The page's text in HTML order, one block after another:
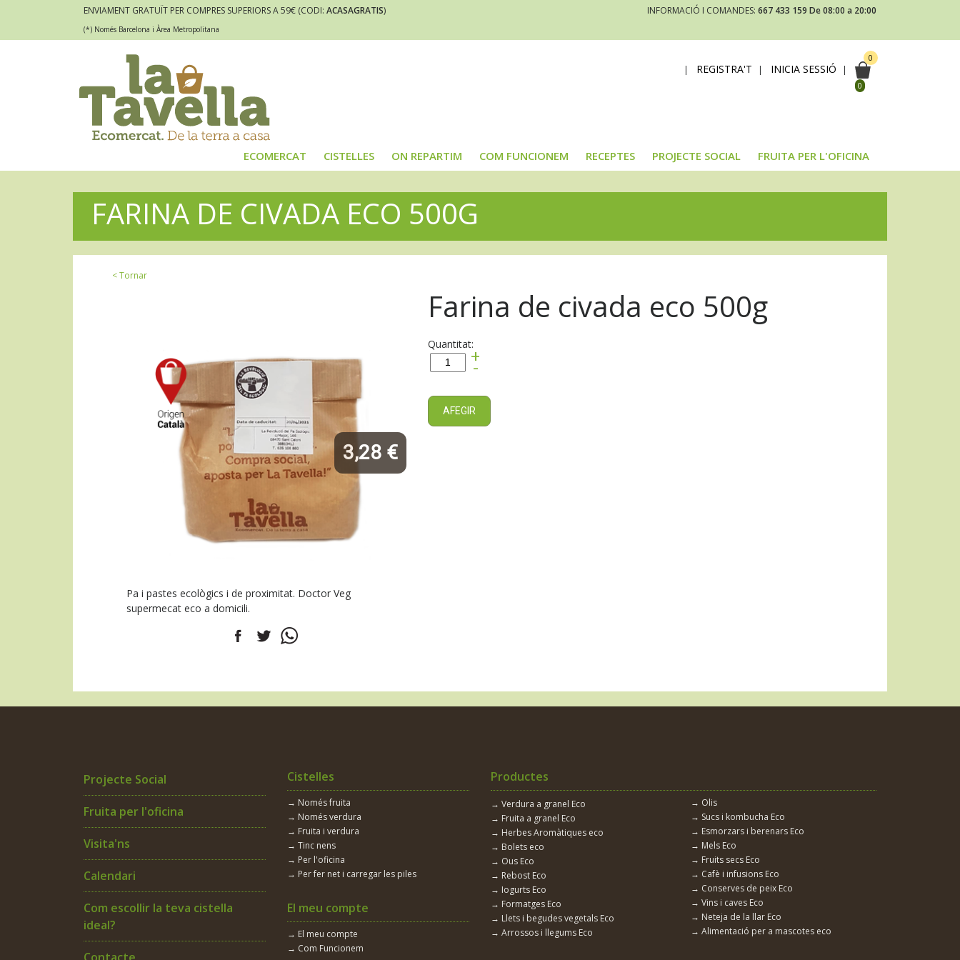
ENVIAMENT GRATUÏT PER COMPRES SUPERIORS A 59€ (CODI: ACASAGRATIS)
(*) Només Barcelona i Àrea Metropolitana
INFORMACIÓ I COMANDES: 667 433 159 De 08:00 a 20:00
| REGISTRA'T | INICIA SESSIÓ |
0
0
ECOMERCAT CISTELLES ON REPARTIM COM FUNCIONEM RECEPTES PROJECTE SOCIAL FRUITA PER L'OFICINA
FARINA DE CIVADA ECO 500G
< Tornar
3,28 €
Pa i pastes ecològics i de proximitat. Doctor Veg
supermecat eco a domicili.
Farina de civada eco 500g
Quantitat:
+
-
AFEGIR
Projecte Social
Fruita per l'oficina
Visita'ns
Calendari
Com escollir la teva cistella
ideal?
Cistelles
→ Només fruita
→ Només verdura
→ Fruita i verdura
→ Tinc nens
→ Per l'oficina
→ Per fer net i carregar les piles
El meu compte
→ El meu compte
→ Com Funcionem
Productes
→ Verdura a granel Eco
→ Fruita a granel Eco
→ Herbes Aromàtiques eco
→ Bolets eco
→ Ous Eco
→ Rebost Eco
→ Iogurts Eco
→ Formatges Eco
→ Llets i begudes vegetals Eco
→ Arrossos i llegums Eco
→ Olis
→ Sucs i kombucha Eco
→ Esmorzars i berenars Eco
→ Mels Eco
→ Fruits secs Eco
→ Cafè i infusions Eco
→ Conserves de peix Eco
→ Vins i caves Eco
→ Neteja de la llar Eco
→ Alimentació per a mascotes eco